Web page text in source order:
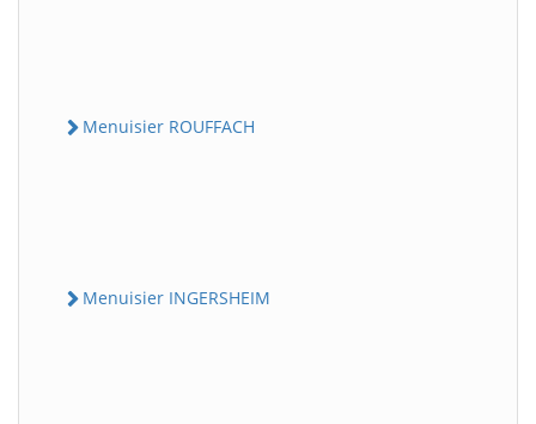
Menuisier ROUFFACH
Menuisier INGERSHEIM